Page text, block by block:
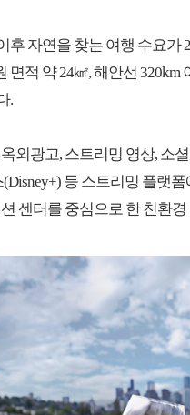
후 자연을 찾는 여행 수요가
면적 약 24㎢, 해안선
.
외광고, 스트리밍 영상, 소
등 스트리밍 플랫
센터를 중심으로 한 친환